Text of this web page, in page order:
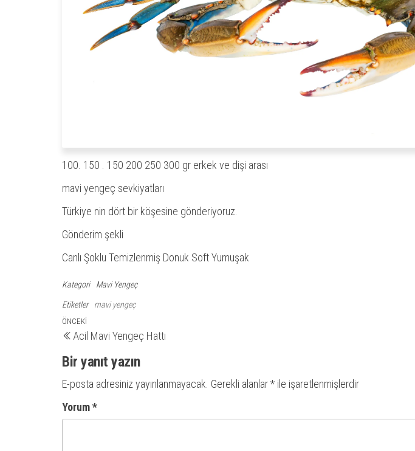
100. 150 . 150 200 250 300 gr erkek ve dişi arası
mavi yengeç sevkiyatları
Türkiye nin dört bir köşesine gönderiyoruz.
Gönderim şekli
Canlı Şoklu Temizlenmiş Donuk Soft Yumuşak
Kategori Mavi Yengeç
Etiketler mavi yengeç
Yazı
gezinmesi
Önceki
yazı
ÖNCEKI
Acil Mavi Yengeç Hattı
Bir yanıt yazın
E-posta adresiniz yayınlanmayacak. Gerekli alanlar* ile işaretlenmişlerdir
Yorum*